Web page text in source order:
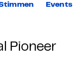
Events
Pioneer